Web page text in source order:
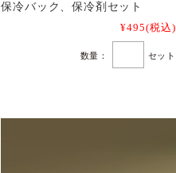
保冷バック、保冷剤セット
¥495(税込)
数量： セット